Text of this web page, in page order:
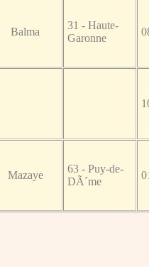
Balma
31 - Haute-
Garonne
Mazaye
63 - Puy-de-
DÃ´me